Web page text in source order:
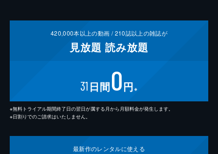
420,000本以上の動画 /210誌以上の雑誌が
見放題 読み放題
31 日間0円 ※
※無料トライアル期間終了日の翌日が属する月から月額料金が発生します。
※日割りでのご請求はいたしません。
最新作のレンタルに使える